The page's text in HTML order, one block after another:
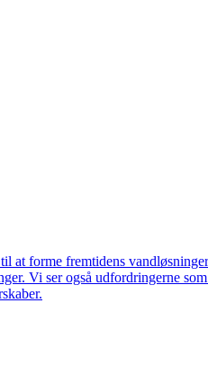
at forme fremtidens
Vi ser også udfordringerne